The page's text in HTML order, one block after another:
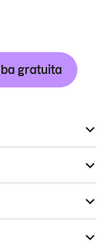
gratuita